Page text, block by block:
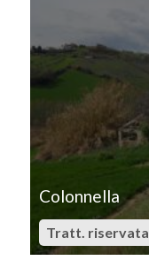
Colonnella
Tratt. riservata